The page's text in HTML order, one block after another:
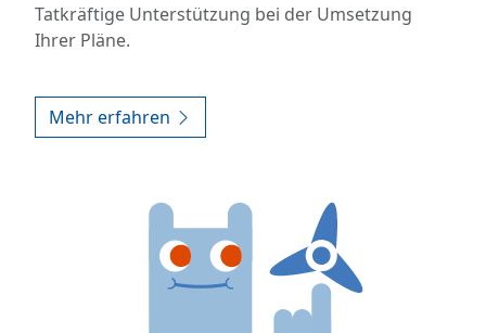
Tatkräftige Unterstützung bei der Umsetzung
Ihrer Pläne.
Mehr erfahren